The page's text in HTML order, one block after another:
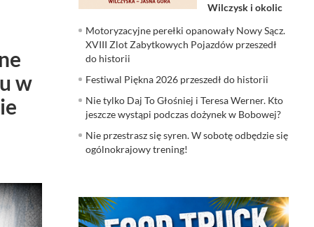
w
Wilczysk i okolic
Motoryzacyjne perełki opanowały Nowy Sącz.
XVIII Zlot Zabytkowych Pojazdów przeszedł
do historii
Festiwal Piękna 2026 przeszedł do historii
Nie tylko Daj To Głośniej i Teresa Werner. Kto
jeszcze wystąpi podczas dożynek w Bobowej?
Nie przestrasz się syren. W sobotę odbędzie się
ogólnokrajowy trening!